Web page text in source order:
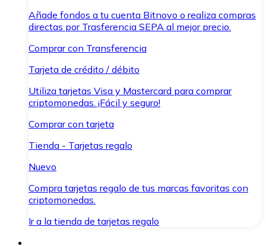
Añade fondos a tu cuenta Bitnovo o realiza compras
directas por Trasferencia SEPA al mejor precio.
Comprar con Transferencia
Tarjeta de crédito / débito
Utiliza tarjetas Visa y Mastercard para comprar
criptomonedas. ¡Fácil y seguro!
Comprar con tarjeta
Tienda - Tarjetas regalo
Nuevo
Compra tarjetas regalo de tus marcas favoritas con
criptomonedas.
Ir a la tienda de tarjetas regalo